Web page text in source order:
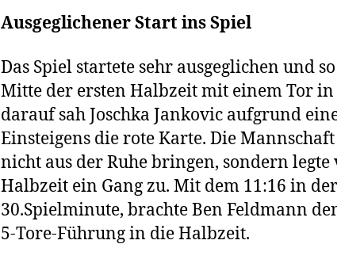
Ausgeglichener Start ins Spiel
Das Spiel startete sehr ausgeglichen und
Mitte der ersten Halbzeit mit einem Tor
darauf sah Joschka Jankovic aufgrund
Einsteigens die rote Karte. Die
nicht aus der Ruhe bringen, sondern legte
Halbzeit ein Gang zu. Mit dem 11:16 in der
30.Spielminute, brachte Ben Feldmann
5-Tore-Führung in die Halbzeit.